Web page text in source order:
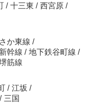
/ 十三東 / 西宮原 /
か東線 /
幹線 / 地下鉄谷町線 /
筋線
/ 江坂 /
/ 三国